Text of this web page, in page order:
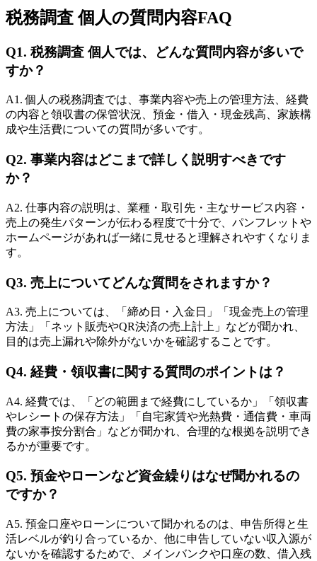
税務調査 個人の質問内容FAQ
Q1. 税務調査 個人では、どんな質問内容が多いで
すか？
A1. 個人の税務調査では、事業内容や売上の管理方法、経費
の内容と領収書の保管状況、預金・借入・現金残高、家族構
成や生活費についての質問が多いです。
Q2. 事業内容はどこまで詳しく説明すべきです
か？
A2. 仕事内容の説明は、業種・取引先・主なサービス内容・
売上の発生パターンが伝わる程度で十分で、パンフレットや
ホームページがあれば一緒に見せると理解されやすくなりま
す。
Q3. 売上についてどんな質問をされますか？
A3. 売上については、「締め日・入金日」「現金売上の管理
方法」「ネット販売やQR決済の売上計上」などが聞かれ、
目的は売上漏れや除外がないかを確認することです。
Q4. 経費・領収書に関する質問のポイントは？
A4. 経費では、「どの範囲まで経費にしているか」「領収書
やレシートの保存方法」「自宅家賃や光熱費・通信費・車両
費の家事按分割合」などが聞かれ、合理的な根拠を説明でき
るかが重要です。
Q5. 預金やローンなど資金繰りはなぜ聞かれるの
ですか？
A5. 預金口座やローンについて聞かれるのは、申告所得と生
活レベルが釣り合っているか、他に申告していない収入源が
ないかを確認するためで、メインバンクや口座の数、借入残